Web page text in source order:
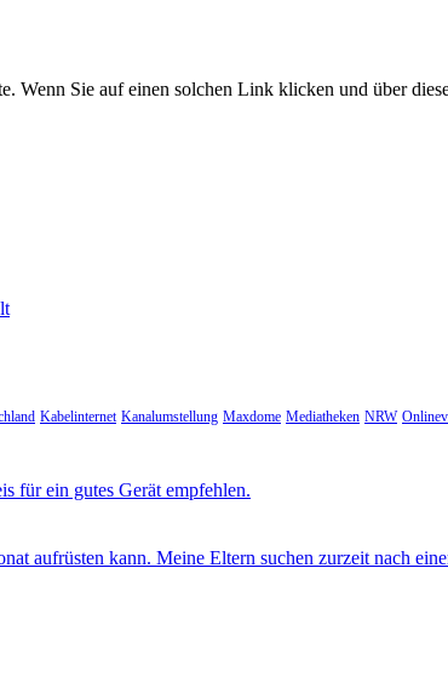
Wenn Sie auf einen solchen Link klicken und über
Kabelinternet Kanalumstellung Maxdome Mediatheken NRW
für ein gutes Gerät empfehlen.
aufrüsten kann. Meine Eltern suchen zurzeit nach